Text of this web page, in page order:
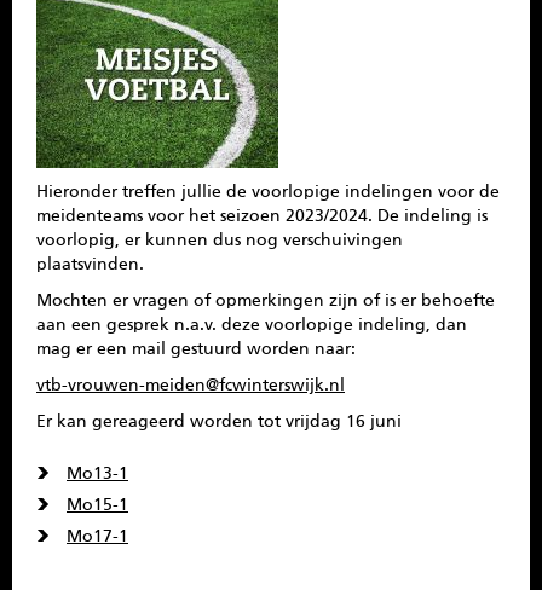
SENIOREN
SPONSOREN
CONTACT
MENU
Hieronder treffen jullie de voorlopige indelingen voor de
meidenteams voor het seizoen 2023/2024. De indeling is
voorlopig, er kunnen dus nog verschuivingen
plaatsvinden.
Mochten er vragen of opmerkingen zijn of is er behoefte
aan een gesprek n.a.v. deze voorlopige indeling, dan
mag er een mail gestuurd worden naar:
vtb-vrouwen-meiden@fcwinterswijk.nl
Er kan gereageerd worden tot vrijdag 16 juni
Mo13-1
Mo15-1
Mo17-1